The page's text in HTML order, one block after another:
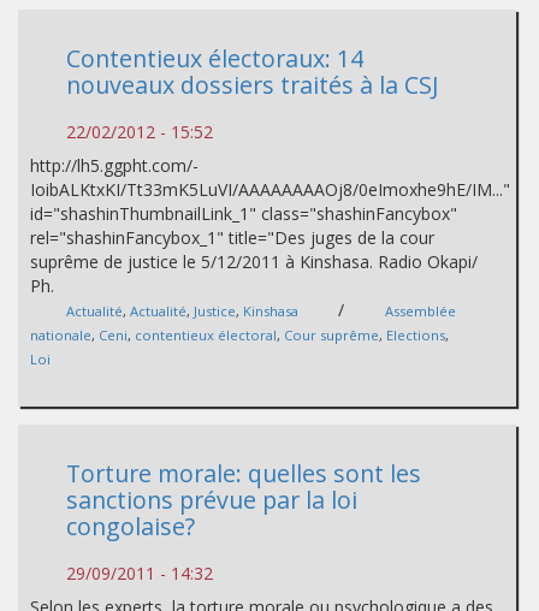
Contentieux électoraux: 14
nouveaux dossiers traités à la CSJ
22/02/2012 - 15:52
http://lh5.ggpht.com/-
IoibALKtxKI/Tt33mK5LuVI/AAAAAAAAOj8/0eImoxhe9hE/IM..."
id="shashinThumbnailLink_1" class="shashinFancybox"
rel="shashinFancybox_1" title="Des juges de la cour
suprême de justice le 5/12/2011 à Kinshasa. Radio Okapi/
Ph.
Actualité, Actualité, Justice, Kinshasa /
Assemblée
nationale, Ceni, contentieux électoral, Cour suprême, Elections,
Loi
Torture morale: quelles sont les
sanctions prévue par la loi
congolaise?
29/09/2011 - 14:32